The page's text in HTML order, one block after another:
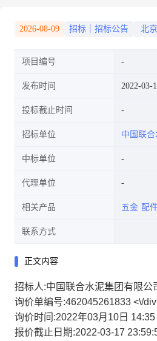
2026-08-09 招标｜招标公告 北
项目编号
发布时间 2022-03-
投标截止时间
招标单位 中国联合
中标单位
代理单位
相关产品 五金 配
联系方式
正文内容
招标人:中国联合水泥集团有限公
询价单编号:462045261833 <\/
询价时间:2022年03月10日 14:35
报价截止日期:2022-03-17